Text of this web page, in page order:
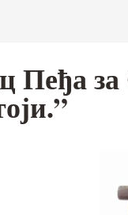
Пеђа за